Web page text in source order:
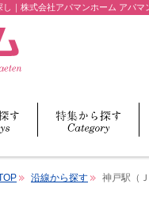
｜株式会社アパマンホーム アパマ
沿線から探す 神戸駅（